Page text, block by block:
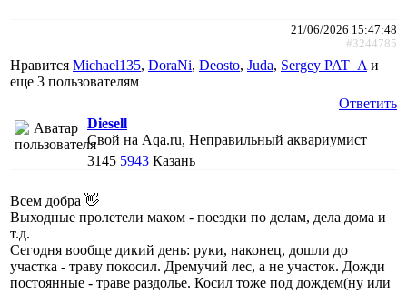
21/06/2026 15:47:48
#3244785
Нравится Michael135, DoraNi, Deosto, Juda, Sergey PAT_A и
еще 3 пользователям
Ответить
Diesell
Свой на Aqa.ru, Неправильный аквариумист
3145 5943 Казань
Всем добра 👋
Выходные пролетели махом - поездки по делам, дела дома и
т.д.
Сегодня вообще дикий день: руки, наконец, дошли до
участка - траву покосил. Дремучий лес, а не участок. Дожди
постоянные - траве раздолье. Косил тоже под дождем(ну или